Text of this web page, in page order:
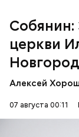
Собянин:
церкви
Алексей
07 августа 00:11
Недавно